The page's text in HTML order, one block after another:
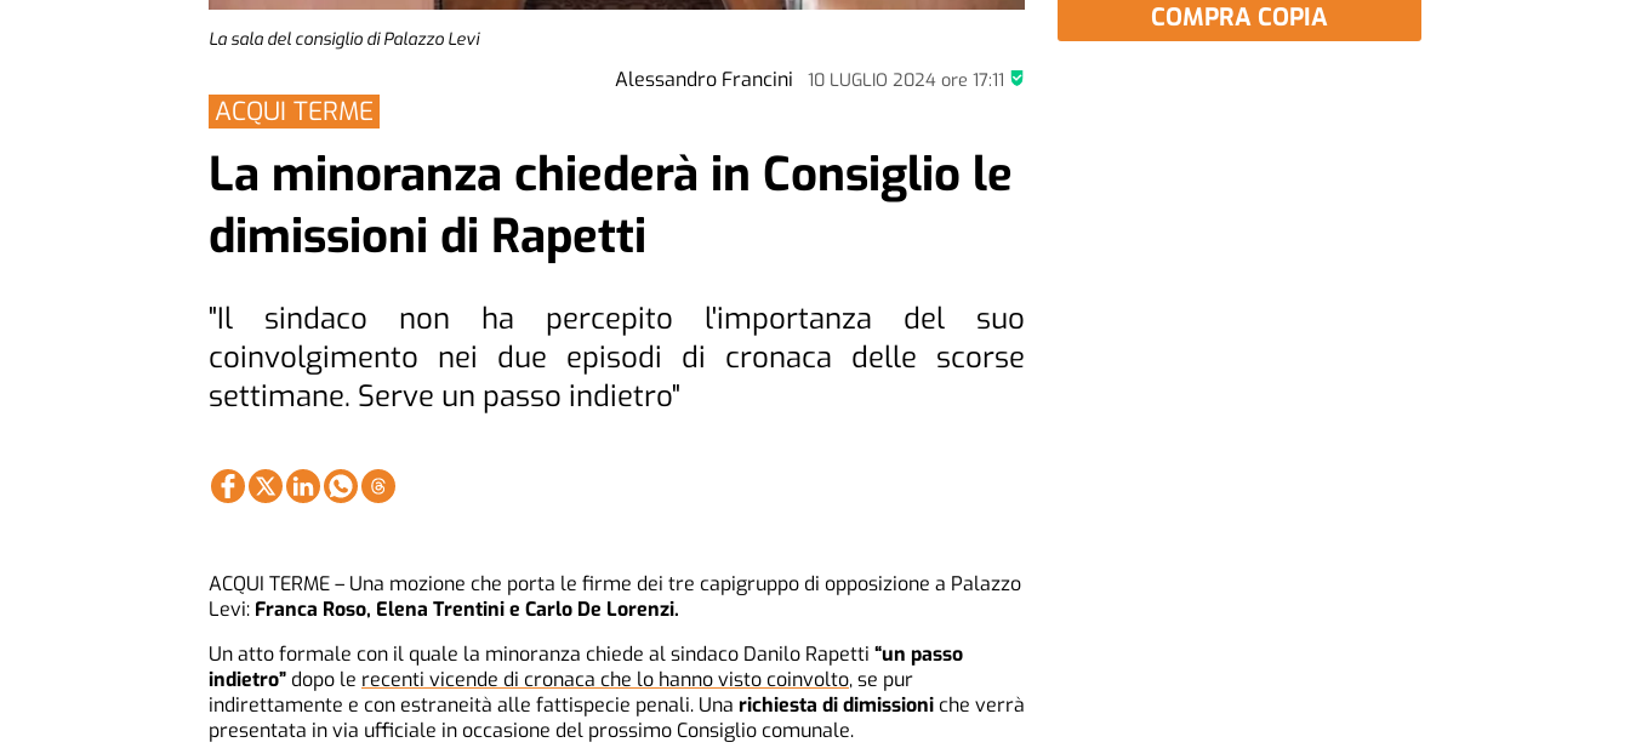
La sala del consiglio di Palazzo Levi
Alessandro Francini 10 LUGLIO 2024ore 17:11
ACQUI TERME
La minoranza chiederà in Consiglio le
dimissioni di Rapetti
"Il sindaco non ha percepito l'importanza del suo
coinvolgimento nei due episodi di cronaca delle scorse
settimane. Serve un passo indietro"
ACQUI TERME – Una mozione che porta le firme dei tre capigruppo di opposizione a Palazzo
Levi: Franca Roso, Elena Trentini e Carlo De Lorenzi.
Un atto formale con il quale la minoranza chiede al sindaco Danilo Rapetti “un passo
indietro” dopo le recenti vicende di cronaca che lo hanno visto coinvolto, se pur
indirettamente e con estraneità alle fattispecie penali. Una richiesta di dimissioni che verrà
presentata in via ufficiale in occasione del prossimo Consiglio comunale.
COMPRA COPIA